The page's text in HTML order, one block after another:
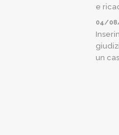
e
04/
un